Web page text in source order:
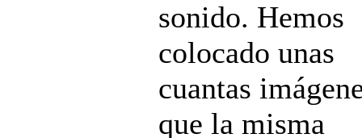
sonido. Hemos
colocado unas
cuantas
que la misma